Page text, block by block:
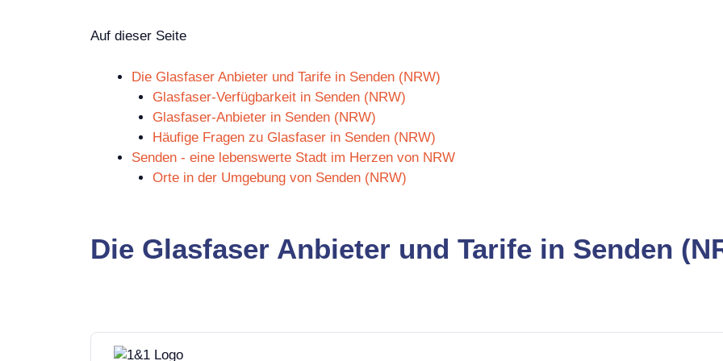
Auf dieser Seite
Die Glasfaser Anbieter und Tarife in Senden (NRW)
Glasfaser-Verfügbarkeit in Senden (NRW)
Glasfaser-Anbieter in Senden (NRW)
Häufige Fragen zu Glasfaser in Senden (NRW)
Senden - eine lebenswerte Stadt im Herzen von NRW
Orte in der Umgebung von Senden (NRW)
Die Glasfaser Anbieter und Tarife in Senden